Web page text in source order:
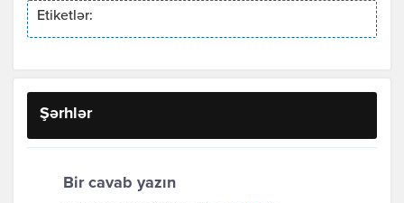
Etiketlər:
Şərhlər
Bir cavab yazın